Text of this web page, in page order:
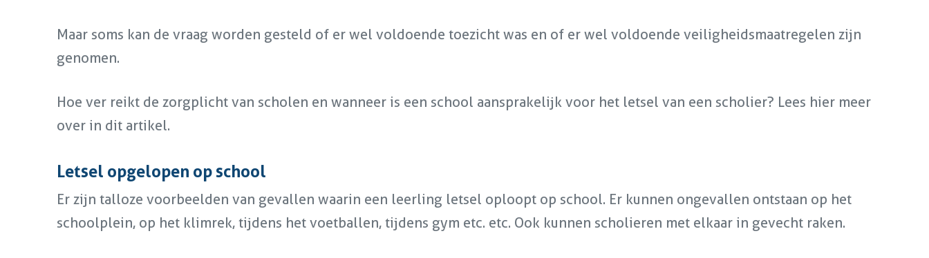
Maar soms kan de vraag worden gesteld of er wel voldoende toezicht was en of er wel voldoende veiligheidsmaatregelen zijn
genomen.
Hoe ver reikt de zorgplicht van scholen en wanneer is een school aansprakelijk voor het letsel van een scholier? Lees hier meer
over in dit artikel.
Letsel opgelopen op school
Er zijn talloze voorbeelden van gevallen waarin een leerling letsel oploopt op school. Er kunnen ongevallen ontstaan op het
schoolplein, op het klimrek, tijdens het voetballen, tijdens gym etc. etc. Ook kunnen scholieren met elkaar in gevecht raken.